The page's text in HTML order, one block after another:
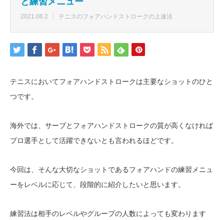
2021.06.2 テニスのフォアハンドストロークの上達法
テニスにおいてフォアハンドストロークは主要なショットのひと
つです。
海外では、サーブとフォアハンドストロークの質が高くなければ
プロ選手として活躍できないとも言われるほどです。
今回は、そんな大切なショットであるフォアハンドの練習メニュ
ーをレベルに応じて、段階的に紹介したいと思います。
練習法は相手のレベルやグループの人数によっても変わります